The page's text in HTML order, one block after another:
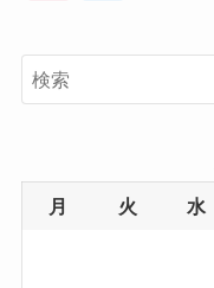
e
月 火 水